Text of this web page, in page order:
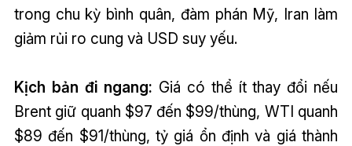
trong chu kỳ bình quân, đàm phán Mỹ, Iran làm
giảm rủi ro cung và USD suy yếu.
Kịch bản đi ngang: Giá có thể ít thay đổi nếu
Brent giữ quanh $97 đến $99/thùng, WTI quanh
$89 đến $91/thùng, tỷ giá ổn định và giá thành